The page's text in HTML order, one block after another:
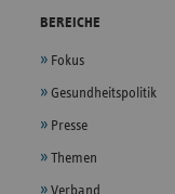
BEREICHE
Fokus
Gesundheitspolitik
Presse
Themen